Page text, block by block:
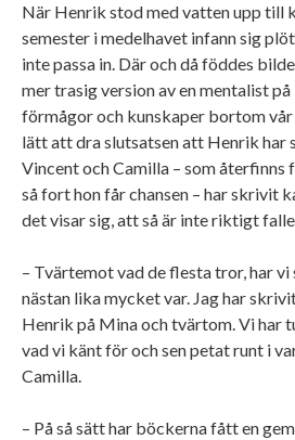
När Henrik stod med vatten upp till
semester i medelhavet infann sig
inte passa in. Där och då föddes
mer trasig version av en mentalist på
förmågor och kunskaper bortom
lätt att dra slutsatsen att Henrik
Vincent och Camilla – som återfinns
så fort hon får chansen – har skrivit
det visar sig, att så är inte riktigt
– Tvärtemot vad de flesta tror, har
nästan lika mycket var. Jag har
Henrik på Mina och tvärtom. Vi har
vad vi känt för och sen petat runt i
Camilla.
– På så sätt har böckerna fått en